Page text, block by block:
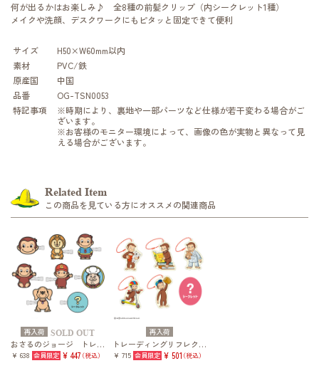
何が出るかはお楽しみ♪ 全8種の前髪クリップ（内シークレット1種）
メイクや洗顔、デスクワークにもピタッと固定できて便利
サイズ
H50×W60mm以内
素材
PVC/鉄
原産国
中国
品番
OG-TSN0053
特記事項
※時期により、裏地や一部パーツなど仕様が若干変わる場合がご
ざいます。
※お客様のモニター環境によって、画像の色が実物と異なって見
える場合がございます。
Related Item
この商品を見ている方にオススメの関連商品
再入荷 SOLD OUT
おさるのジョージ トレーディング前髪クリップ vol.2
¥ 638 ¥ 447（税込）
再入荷
トレーディングリフレクター(おさるのジョージ vol.2)
¥ 715 ¥ 501（税込）